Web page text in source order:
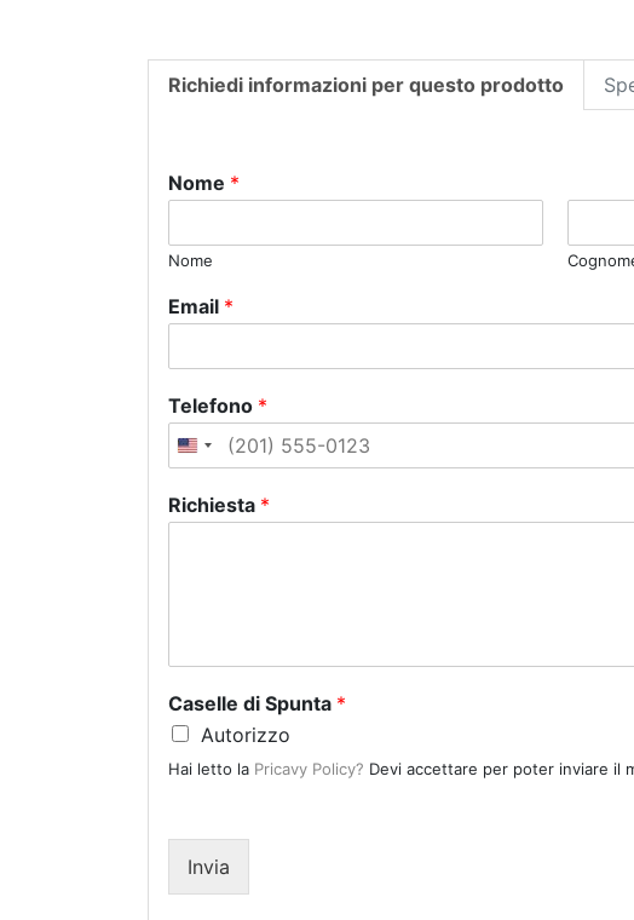
Richiedi informazioni per questo prodotto
Nome *
Nome
Email *
Telefono *
U
i
t
e
s
Richiesta *
Caselle di Spunta *
Autorizzo
Hai letto la Pricavy Policy? Devi accettare per poter inviare il
Invia